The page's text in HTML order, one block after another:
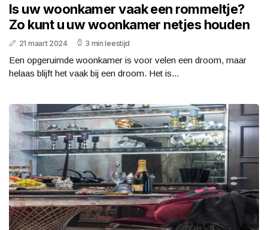
Is uw woonkamer vaak een rommeltje?
Zo kunt u uw woonkamer netjes houden
21 maart 2024 3 min leestijd
Een opgeruimde woonkamer is voor velen een droom, maar
helaas blijft het vaak bij een droom. Het is...